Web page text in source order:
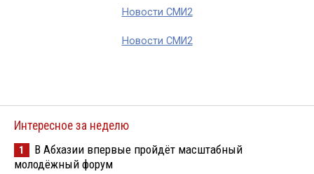
Новости СМИ2
Новости СМИ2
Интересное за неделю
1
В Абхазии впервые пройдёт масштабный
молодёжный форум